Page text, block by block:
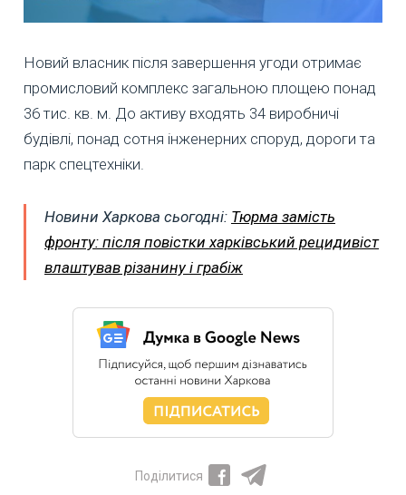
Новий власник після завершення угоди отримає
промисловий комплекс загальною площею понад
36 тис. кв. м. До активу входять 34 виробничі
будівлі, понад сотня інженерних споруд, дороги та
парк спецтехніки.
Новини Харкова сьогодні: Тюрма замість
фронту: після повістки харківський рецидивіст
влаштував різанину і грабіж
Поділитися